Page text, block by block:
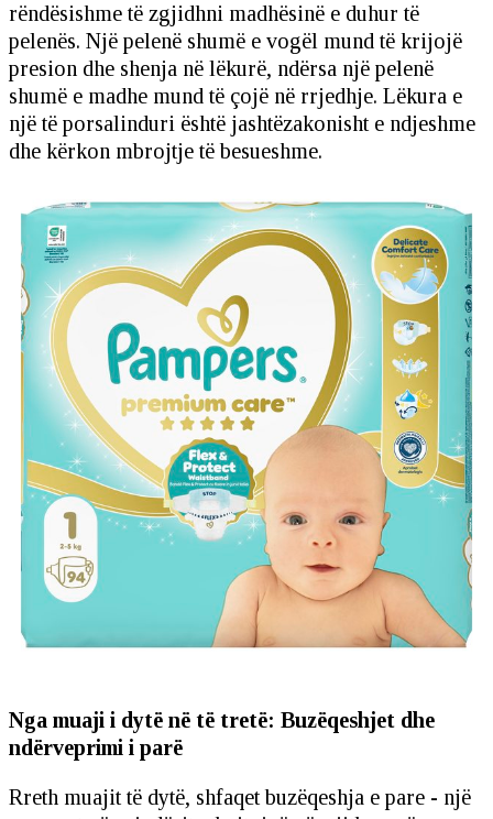
rëndësishme të zgjidhni madhësinë e duhur të
pelenës. Një pelenë shumë e vogël mund të krijojë
presion dhe shenja në lëkurë, ndërsa një pelenë
shumë e madhe mund të çojë në rrjedhje. Lëkura e
një të porsalinduri është jashtëzakonisht e ndjeshme
dhe kërkon mbrojtje të besueshme.
Nga muaji i dytë në të tretë: Buzëqeshjet dhe
ndërveprimi i parë
Rreth muajit të dytë, shfaqet buzëqeshja e pare - një